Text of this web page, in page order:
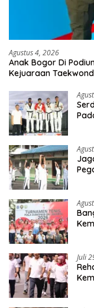
Agustus 4, 2026
Anak Bogor Di
Kejuaraan
Juli